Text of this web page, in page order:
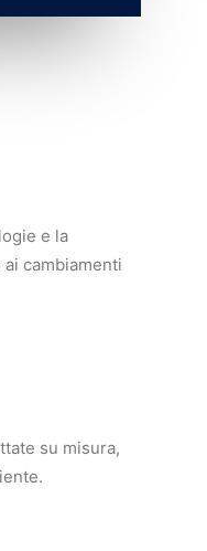
e la
cambiamenti
su misura,